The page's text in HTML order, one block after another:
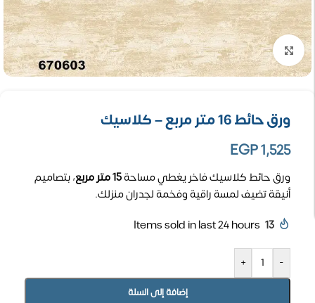
تكبير الصورة
ورق حائط 16 متر مربع – كلاسيك
EGP1,525
ورق حائط كلاسيك فاخر يغطي مساحة15 متر مربع
، بتصاميم
أنيقة تضيف لمسة راقية وفخمة لجدران منزلك.
13
Items sold in last 24 hours
-
+
إضافة إلى السلة